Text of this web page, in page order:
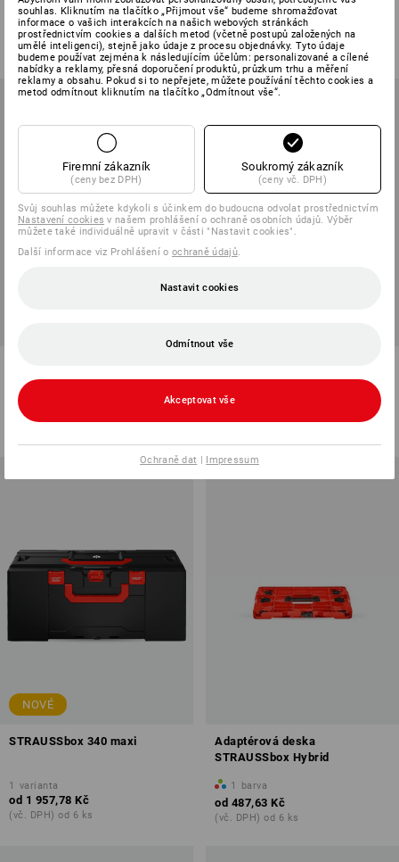
7 barev
od 1 271,71 Kč
(vč. DPH) od 6 ks
1 barva
od 1 141,03 Kč
(vč. DPH) od 6 ks
varianta
od
(vč. DPH) od 6 ks
1 varianta
(vč. DPH) od 6 ks
NOVÉ
STRAUSSbox 340 maxi
1 varianta
od 1 957,78 Kč
(vč. DPH) od 6 ks
Adaptérová deska
STRAUSSbox Hybrid
1 barva
od 487,63 Kč
(vč. DPH) od 6 ks
souhlas. Kliknutím na tlačítko „Přijmout vše“ budeme shromažďovat
informace o vašich interakcích na našich webových stránkách
prostřednictvím cookies a dalších metod (včetně postupů založených na
umělé inteligenci), stejně jako údaje z procesu objednávky. Tyto údaje
budeme používat zejména k následujícím účelům: personalizované a cílené
nabídky a reklamy, přesná doporučení produktů, průzkum trhu a měření
reklamy a obsahu. Pokud si to nepřejete, můžete používání těchto cookies a
metod odmítnout kliknutím na tlačítko „Odmítnout vše“.
Firemní zákazník
(ceny bez DPH)
Soukromý zákazník
(ceny vč. DPH)
Svůj souhlas můžete kdykoli s účinkem do budoucna odvolat prostřednictvím
Nastavení cookies v našem prohlášení o ochraně osobních údajů. Výběr
můžete také individuálně upravit v části "Nastavit cookies".
Další informace viz Prohlášení o ochraně údajů.
Nastavit cookies
Odmítnout vše
Akceptovat vše
Ochraně dat | Impressum